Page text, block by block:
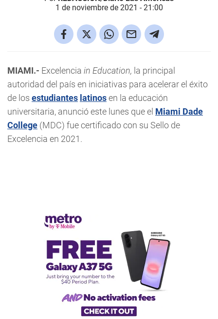
1 de noviembre de 2021 - 21:00
MIAMI.- Excelencia in Education, la principal
autoridad del país en iniciativas para acelerar el éxito
de los estudiantes latinosen la educación
universitaria, anunció este lunes que el Miami Dade
College (MDC) fue certificado con su Sello de
Excelencia en 2021.